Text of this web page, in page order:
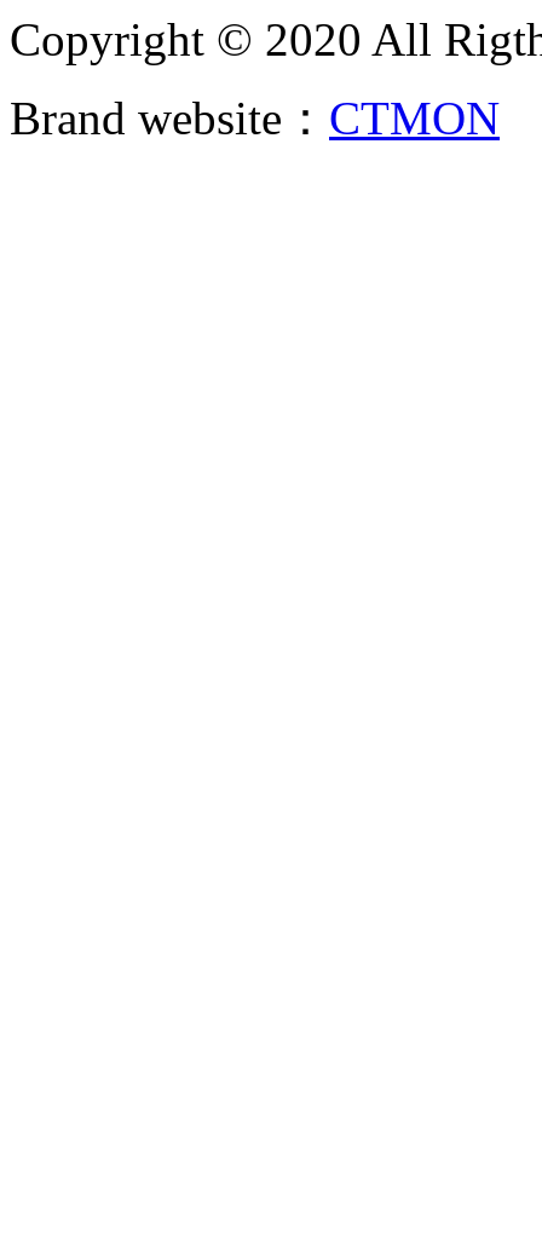
Copyright © 2020 All
Brand website： CTMON